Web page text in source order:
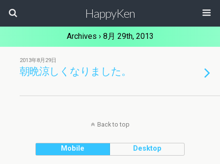
HappyKen
Archives › 8月 29th, 2013
2013年8月29日
朝晩涼しくなりました。
Back to top
Mobile Desktop